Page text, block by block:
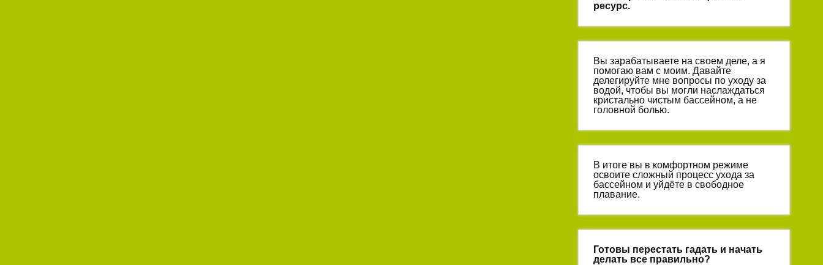
ресурс.
Вы зарабатываете на своем деле, а я
помогаю вам с моим. Давайте
делегируйте мне вопросы по уходу за
водой, чтобы вы могли наслаждаться
кристально чистым бассейном, а не
головной болью.
В итоге вы в комфортном режиме
освоите сложный процесс ухода за
бассейном и уйдёте в свободное
плавание.
Готовы перестать гадать и начать
делать все правильно?